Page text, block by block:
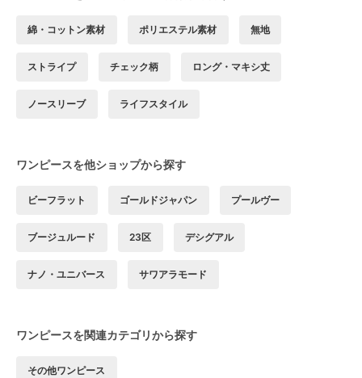
綿・コットン素材 ポリエステル素材 無地
ストライプ チェック柄 ロング・マキシ丈
ノースリーブ ライフスタイル
ワンピースを他ショップから探す
ビーフラット ゴールドジャパン プールヴー
ブージュルード 23区 デシグアル
ナノ・ユニバース サワアラモード
ワンピースを関連カテゴリから探す
その他ワンピース